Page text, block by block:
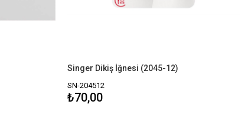
Singer Dikiş İğnesi (2045-12)
SN-204512
₺70,00